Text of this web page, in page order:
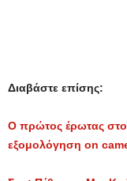
Διαβάστε επίσης:
Ο πρώτος έρωτας στο
εξομολόγηση on